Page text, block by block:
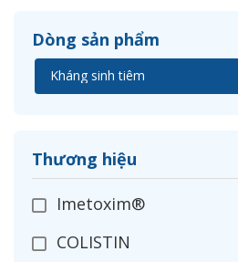
Dòng sản phẩm
Thương hiệu
Imetoxim®
COLISTIN